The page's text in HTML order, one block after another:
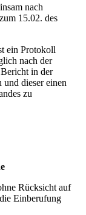
nach
15.02. des
ein Protokoll
nach der
in der
und dieser einen
zu
Rücksicht auf
Einberufung